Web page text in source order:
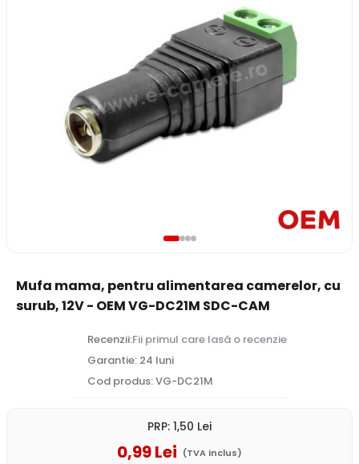
Mufa mama, pentru alimentarea camerelor, cu
surub, 12V - OEM VG-DC21M SDC-CAM
Recenzii:Fii primul care lasă o recenzie
Garantie: 24 luni
Cod produs: VG-DC21M
PRP: 1,50 Lei
0,99Lei (TVA inclus)